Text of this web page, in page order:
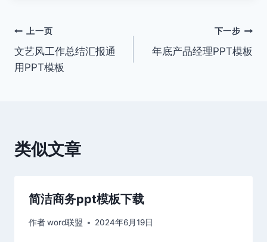
文
章
上一页
文艺风工作总结汇报通
用PPT模板
下一步
年底产品经理PPT模板
类似文章
简洁商务ppt模板下载
作者word联盟 2024年6月19日